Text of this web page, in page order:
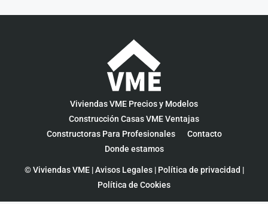
Viviendas VME Precios y Modelos
Construcción Casas VME Ventajas
Constructoras Para Profesionales
Contacto
Donde estamos
© Viviendas VME |Avisos Legales| Política de privacidad |
Política de Cookies